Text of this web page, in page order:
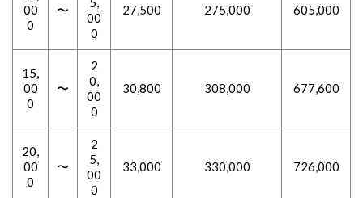
00
0
〜
00
0
27,500 275,000 605,000
15,
00
0
〜
2
0,
00
0
30,800 308,000 677,600
20,
00
0
〜
2
5,
00
0
33,000 330,000 726,000